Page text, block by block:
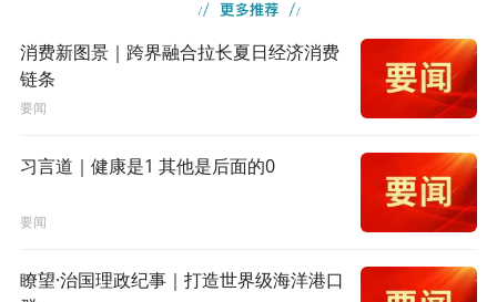
消费新图景｜跨界融合拉长夏日经济消费
链条
要闻
习言道｜健康是1 其他是后面的0
要闻
瞭望·治国理政纪事｜打造世界级海洋港口